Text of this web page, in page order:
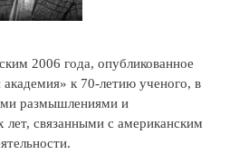
2006 года, опубликованное
к 70-летию ученого, в
размышлениями и
связанными с американским